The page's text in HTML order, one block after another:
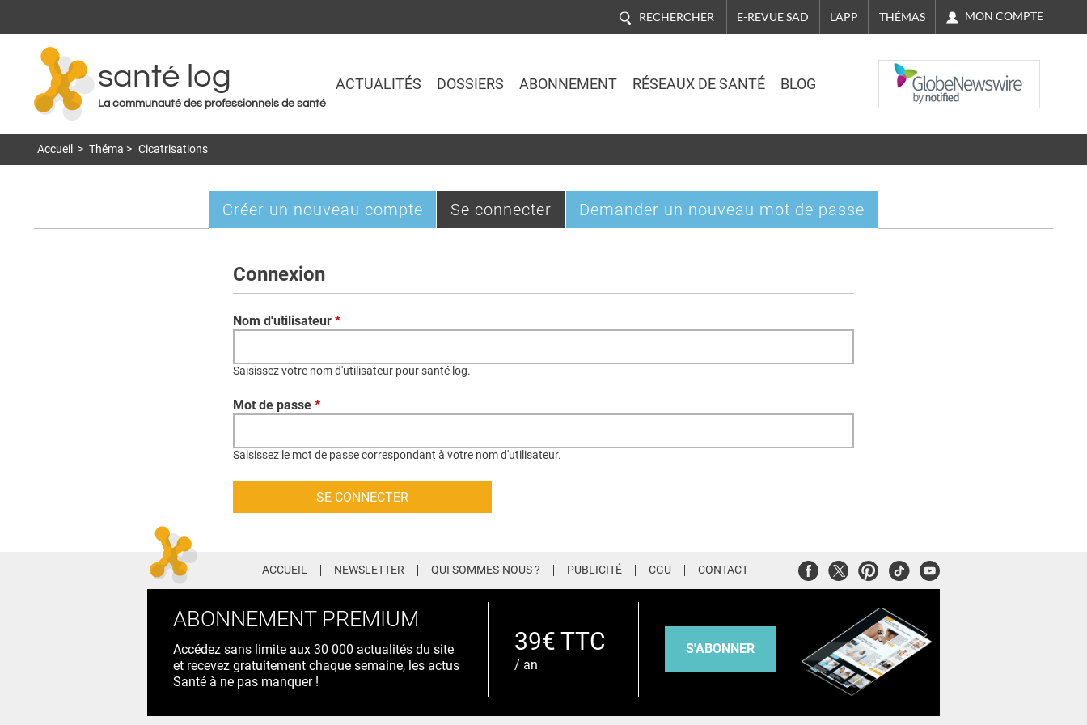
RECHERCHER E-REVUE SAD L'APP THÉMAS MON COMPTE
santé log
La communauté des professionnels de santé
ACTUALITÉS DOSSIERS ABONNEMENT RÉSEAUX DE SANTÉ BLOG
NASDAQ
Accueil > Théma > Cicatrisations
Onglets
Créer un nouveau compte Se connecter (onglet
actif)
Demander un nouveau mot de passe
Connexion
Nom d'utilisateur *
Saisissez votre nom d'utilisateur pour santé log.
Mot de passe *
Saisissez le mot de passe correspondant à votre nom d'utilisateur.
ACCUEIL NEWSLETTER QUI SOMMES-NOUS ? PUBLICITÉ CGU CONTACT FacebookTwitterPinterest
TiktokYoutube
ABONNEMENT PREMIUM
Accédez sans limite aux 30 000 actualités du site
et recevez gratuitement chaque semaine, les actus
Santé à ne pas manquer !
39€ TTC
/ an
S'ABONNER